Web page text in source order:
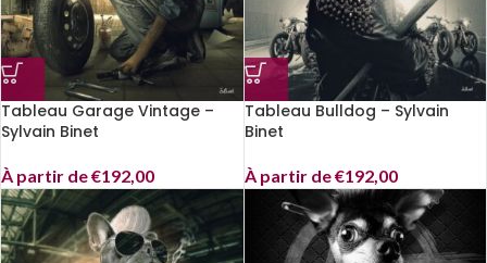
Tableau Garage Vintage –
Sylvain Binet
À partir de€192,00
Tableau Bulldog – Sylvain
Binet
À partir de€192,00